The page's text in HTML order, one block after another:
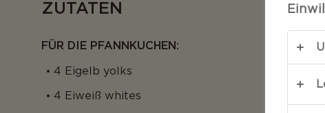
ZUTATEN
FÜR DIE PFANNKUCHEN:
4 Eigelb yolks
4 Eiweiß whites